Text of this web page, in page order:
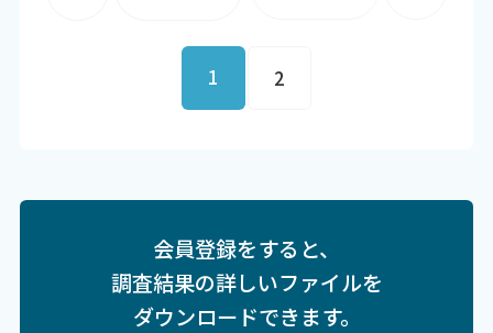
1 2
会員登録をすると、
調査結果の詳しいファイルを
ダウンロードできます。